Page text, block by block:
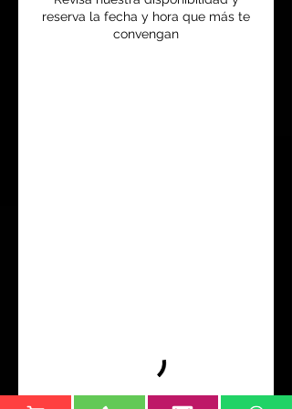
reserva la fecha y hora que más te
convengan